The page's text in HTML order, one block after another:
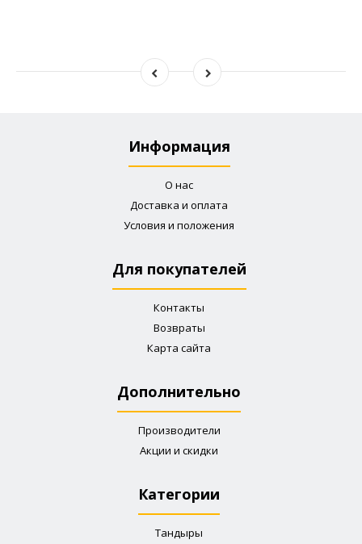
Информация
О нас
Доставка и оплата
Условия и положения
Для покупателей
Контакты
Возвраты
Карта сайта
Дополнительно
Производители
Акции и скидки
Категории
Тандыры